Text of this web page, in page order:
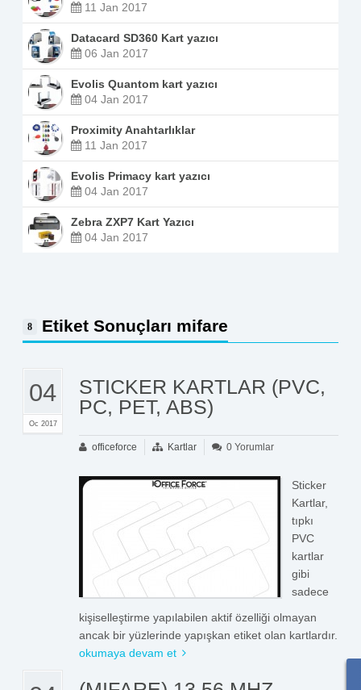
11 Jan 2017
Datacard SD360 Kart yazıcı
06 Jan 2017
Evolis Quantom kart yazıcı
04 Jan 2017
Proximity Anahtarlıklar
11 Jan 2017
Evolis Primacy kart yazıcı
04 Jan 2017
Zebra ZXP7 Kart Yazıcı
04 Jan 2017
8 Etiket Sonuçları mifare
04
Oc 2017
STICKER KARTLAR (PVC,
PC, PET, ABS)
officeforce Kartlar 0 Yorumlar
Sticker
Kartlar,
tıpkı
PVC
kartlar
gibi
sadece
kişiselleştirme yapılabilen aktif özelliği olmayan
ancak bir yüzlerinde yapışkan etiket olan kartlardır.
okumaya devam et